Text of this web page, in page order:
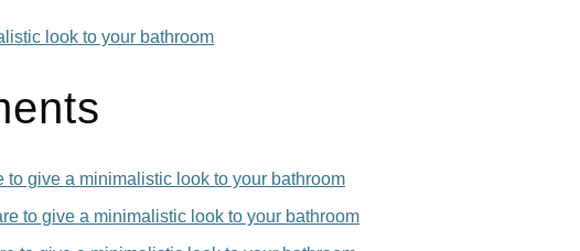
look to your bathroom
to give a minimalistic look to your bathroom
to give a minimalistic look to your bathroom